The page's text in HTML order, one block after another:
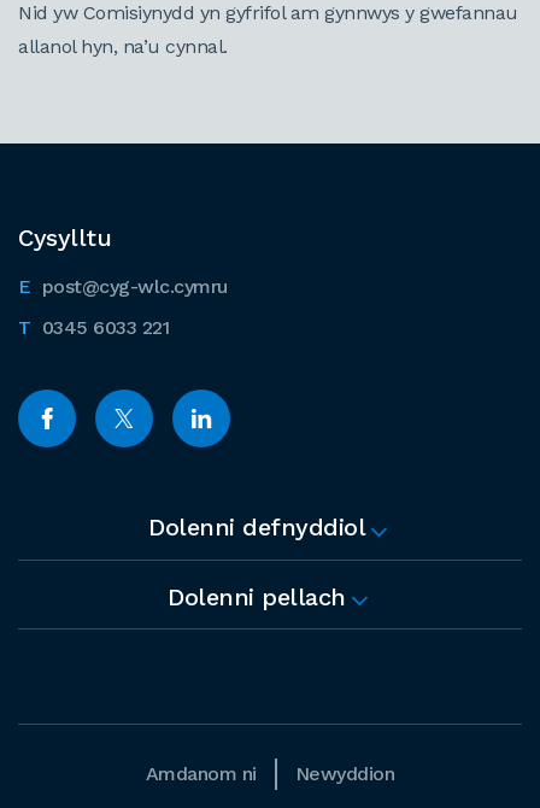
Nid yw Comisiynydd yn gyfrifol am gynnwys y gwefannau
allanol hyn, na’u cynnal.
Cysylltu
post@cyg-wlc.cymru
0345 6033 221
Dolenni defnyddiol
Dolenni pellach
Amdanom ni Newyddion